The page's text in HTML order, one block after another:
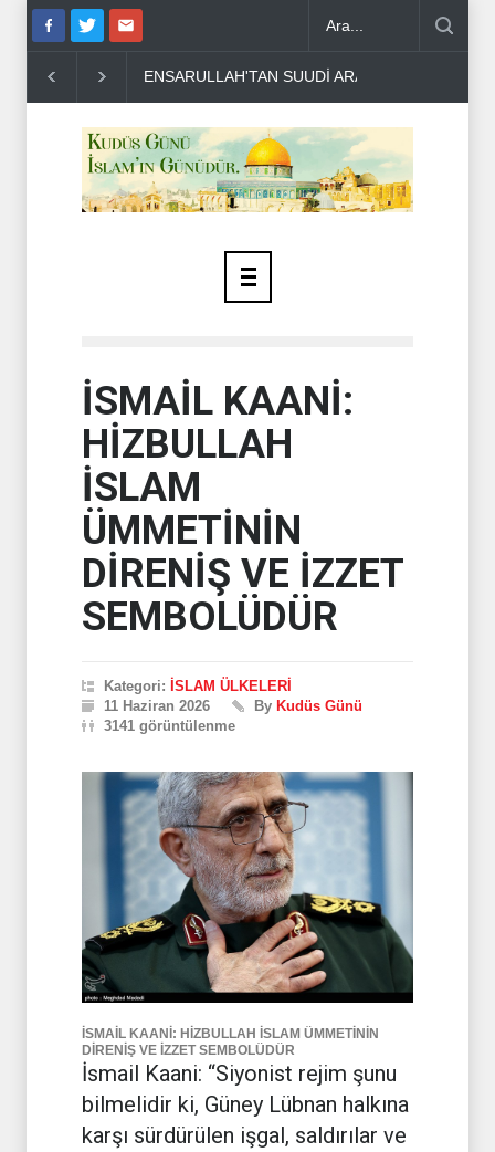
ENSARULLAH'TAN SUUDİ ARABİSTAN'A UYARI..
İSMAİL KAANİ:
HİZBULLAH
İSLAM
ÜMMETİNİN
DİRENİŞ VE İZZET
SEMBOLÜDÜR
Kategori: İSLAM ÜLKELERİ
11 Haziran 2026
By Kudüs Günü
3141 görüntülenme
İSMAİL KAANİ: HİZBULLAH İSLAM ÜMMETİNİN
DİRENİŞ VE İZZET SEMBOLÜDÜR
İsmail Kaani: “Siyonist rejim şunu
bilmelidir ki, Güney Lübnan halkına
karşı sürdürülen işgal, saldırılar ve